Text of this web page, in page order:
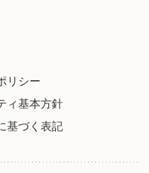
リシー
ィ基本方針
基づく表記